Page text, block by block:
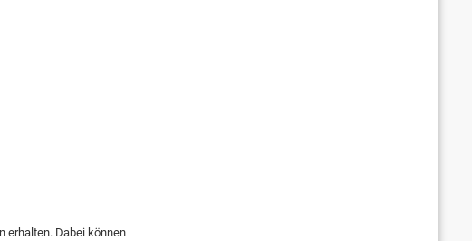
erhalten. Dabei können